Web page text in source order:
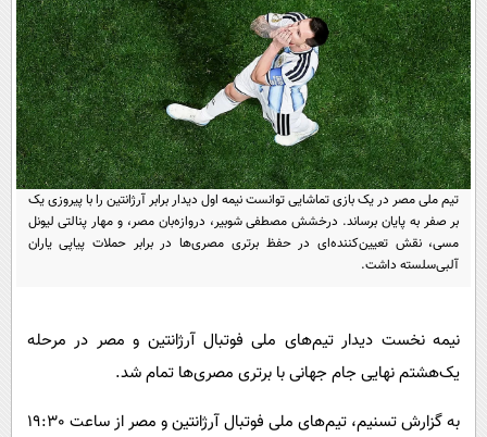
سلامت
یک برش دانایی
محیط زیست
سفر و تفریح
علم و دانش
فناوری و It
علمی
اخبار کریپتو
قرآن
گوناگون
سرگرمی
باشگاه مغز
مجله تصویری سلاح
فیلم
اقتصاد
ورزش
فناوری
گوناگون
حوادث
عصر ایران 2
خواندنی ها و دیدنی ها
روانشناسی
آشپزی
دانلود
آموزش زبان
تیم ملی مصر در یک بازی تماشایی توانست نیمه اول دیدار برابر آرژانتین را با پیروزی یک
بر صفر به پایان برساند. درخشش مصطفی شوبیر، دروازه‌بان مصر، و مهار پنالتی لیونل
مسی، نقش تعیین‌کننده‌ای در حفظ برتری مصری‌ها در برابر حملات پیاپی یاران
آلبی‌سلسته داشت.
نیمه نخست دیدار تیم‌های ملی فوتبال آرژانتین و مصر در مرحله
یک‌هشتم نهایی جام جهانی با برتری مصری‌ها تمام شد.
به گزارش تسنیم، تیم‌های ملی فوتبال آرژانتین و مصر از ساعت 19:30